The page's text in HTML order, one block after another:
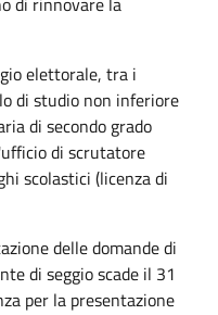
elettorale, tra i
di studio non inferiore
di secondo grado
di scrutatore
scolastici (licenza di
delle domande di
di seggio scade il 31
per la presentazione